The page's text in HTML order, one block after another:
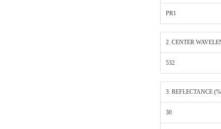
PR1
2. CENTER
532
3. REFLECTANCE
30